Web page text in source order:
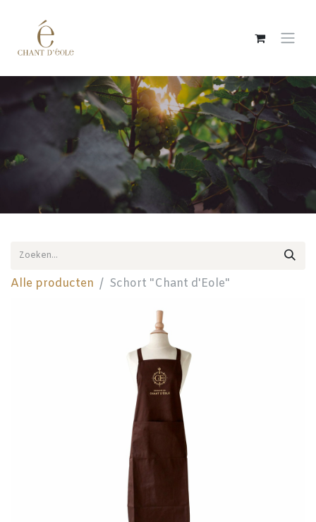
Alle producten Schort "Chant d'Eole"